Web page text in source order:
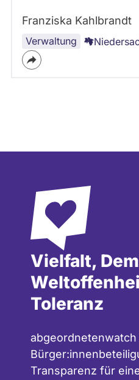
Franziska Kahlbrandt
Verwaltung
Vielfalt,
Toleranz
Transparenz für